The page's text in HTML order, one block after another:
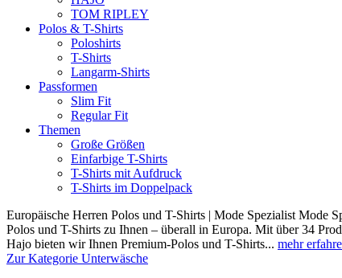
TOM RIPLEY
Polos & T-Shirts
Poloshirts
T-Shirts
Langarm-Shirts
Passformen
Slim Fit
Regular Fit
Themen
Große Größen
Einfarbige T-Shirts
T-Shirts mit Aufdruck
T-Shirts im Doppelpack
Europäische Herren Polos und T-Shirts | Mode Spezialist Mode
Polos und T-Shirts zu Ihnen – überall in Europa. Mit über 34
Hajo bieten wir Ihnen Premium-Polos und T-Shirts... mehr
Zur Kategorie Unterwäsche